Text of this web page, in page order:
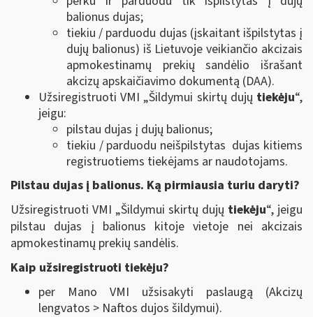
balionus dujas;
tiekiu / parduodu dujas (įskaitant išpilstytas į
dujų balionus) iš Lietuvoje veikiančio akcizais
apmokestinamų prekių sandėlio išrašant
akcizų apskaičiavimo dokumentą (DAA).
Užsiregistruoti VMI „Šildymui skirtų dujų tiekėju“,
jeigu:
pilstau dujas į dujų balionus;
tiekiu / parduodu neišpilstytas dujas kitiems
registruotiems tiekėjams ar naudotojams.
Pilstau dujas į balionus. Ką pirmiausia turiu daryti?
Užsiregistruoti VMI „Šildymui skirtų dujų tiekėju“, jeigu
pilstau dujas į balionus kitoje vietoje nei akcizais
apmokestinamų prekių sandėlis.
Kaip užsiregistruoti tiekėju?
per Mano VMI užsisakyti paslaugą (Akcizų
lengvatos > Naftos dujos šildymui).